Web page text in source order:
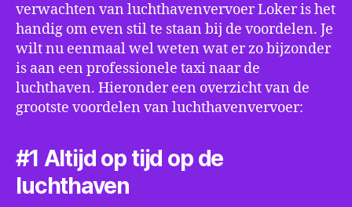
verwachten van luchthavenvervoer Loker is het
handig om even stil te staan bij de voordelen. Je
wilt nu eenmaal wel weten wat er zo bijzonder
is aan een professionele taxi naar de
luchthaven. Hieronder een overzicht van de
grootste voordelen van luchthavenvervoer:
#1 Altijd op tijd op de
luchthaven